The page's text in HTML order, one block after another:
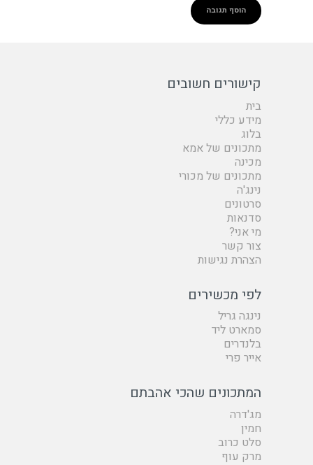
קישורים חשובים
בית
מידע כללי
בלוג
מתכונים של אמא
מכינה
מתכונים של מכורי
נינג'ה
סרטונים
סדנאות
מי אני?
צור קשר
הצהרת נגישות
לפי מכשירים
נינגה גריל
סמארט ליד
בלנדרים
אייר פרי
המתכונים שהכי אהבתם
מג'דרה
חמין
סלט כרוב
מרק עוף